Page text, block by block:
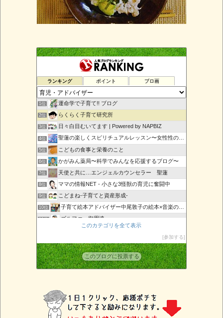
ランキング ポイント ブロ画
1位 運命学で子育て!! ブログ
2位 らくらく子育て研究所
3位 日々白目むいてます | Powered by NAPBIZ
4位 聖蓮の楽しくスピリチュアルレッスン〜女性性の目覚め〜
5位 こどもの食事と栄養のこと
6位 かがみん薬局〜科学でみんなを応援するブログ〜
7位 天使と共に…エンジェルカウンセラー 聖蓮
8位 ママの情報NET - 小さな3怪獣の育児に奮闘中
9位 こどまね-子育てと資産形成-
10位 子育て絵本アドバイザー中尾敦子の絵本×音楽の日々
11位 ゴルファー御用達
沖縄エンジェルカードAngelRose
14位 子育て初心者必見！
15位 大崎すみこの「健康子育て応援ブログ」
このカテゴリを全て表示
参加する
このブログに投票する